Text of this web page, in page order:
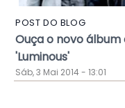
POST DO BLOG
Ouça o novo
'Luminous'
Sáb, 3 Mai 2014 - 13:01